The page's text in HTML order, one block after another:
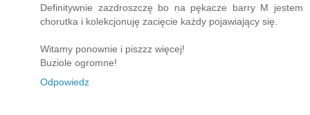
Definitywnie zazdroszczę bo na pękacze barry M jestem
chorutka i kolekcjonuję zacięcie każdy pojawiający się.
Witamy ponownie i piszzz więcej!
Buziole ogromne!
Odpowiedz